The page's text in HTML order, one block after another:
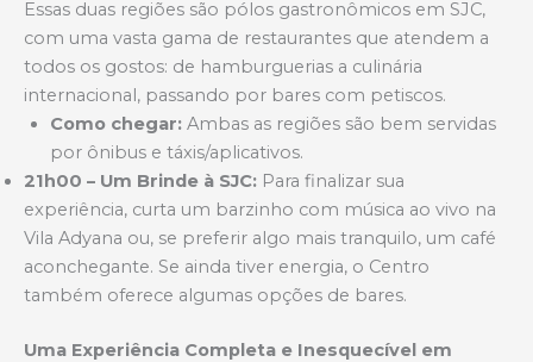
Essas duas regiões são pólos gastronômicos em SJC,
com uma vasta gama de restaurantes que atendem a
todos os gostos: de hamburguerias a culinária
internacional, passando por bares com petiscos.
Como chegar:Ambas as regiões são bem servidas
por ônibus e táxis/aplicativos.
21h00 – Um Brinde à SJC: Para finalizar sua
experiência, curta um barzinho com música ao vivo na
Vila Adyana ou, se preferir algo mais tranquilo, um café
aconchegante. Se ainda tiver energia, o Centro
também oferece algumas opções de bares.
Uma Experiência Completa e Inesquecível em